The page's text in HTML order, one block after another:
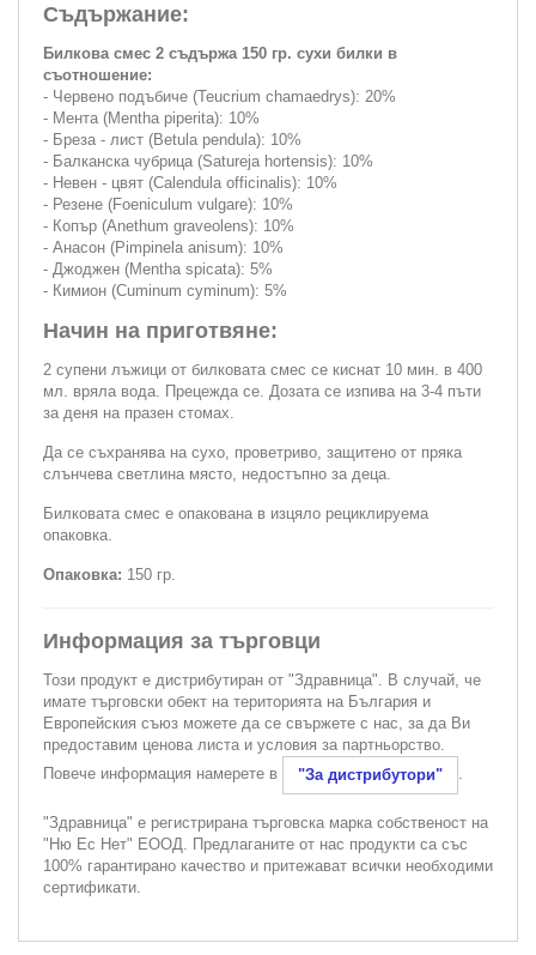
Съдържание:
Билкова смес 2 съдържа 150 гр. сухи билки в
съотношение:
- Червено подъбиче (Teucrium chamaedrys): 20%
- Мента (Mentha piperita): 10%
- Бреза - лист (Betula pendula): 10%
- Балканска чубрица (Satureja hortensis): 10%
- Невен - цвят (Calendula officinalis): 10%
- Резене (Foeniculum vulgare): 10%
- Копър (Anethum graveolens): 10%
- Анасон (Pimpinela anisum): 10%
- Джоджен (Mentha spicata): 5%
- Кимион (Cuminum cyminum): 5%
Начин на приготвяне:
2 супени лъжици от билковата смес се киснат 10 мин. в 400
мл. вряла вода. Прецежда се. Дозата се изпива на 3-4 пъти
за деня на празен стомах.
Да се съхранява на сухо, проветриво, защитено от пряка
слънчева светлина място, недостъпно за деца.
Билковата смес е опакована в изцяло рециклируема
опаковка.
Опаковка: 150 гр.
Информация за търговци
Този продукт е дистрибутиран от "Здравница". В случай, че
имате търговски обект на територията на България и
Европейския съюз можете да се свържете с нас, за да Ви
предоставим ценова листа и условия за партньорство.
Повече информация намерете в
"За дистрибутори" .
"Здравница" е регистрирана търговска марка собственост на
"Ню Ес Нет" ЕООД. Предлаганите от нас продукти са със
100% гарантирано качество и притежават всички необходими
сертификати.